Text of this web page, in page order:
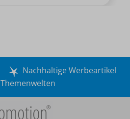
Nachhaltige Werbeartikel
Themenwelten